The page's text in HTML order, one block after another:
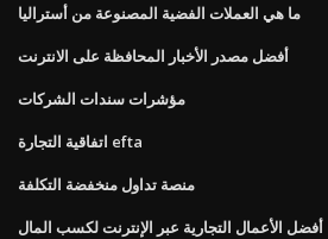
ما هي العملات الفضية المصنوعة من أستراليا
أفضل مصدر الأخبار المحافظة على الانترنت
مؤشرات سندات الشركات
اتفاقية التجارة efta
منصة تداول منخفضة التكلفة
أفضل الأعمال التجارية عبر الإنترنت لكسب المال